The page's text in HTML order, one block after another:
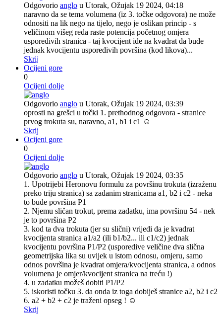
Odgovorio anglo u Utorak, Ožujak 19 2024, 04:18
naravno da se tema volumena (iz 3. točke odgovora) ne može
odnositi na lik nego na tijelo, nego je oslikan princip - s
veličinom višeg reda raste potencija početnog omjera
usporedivih stranica - taj kvocijent ide na kvadrat da bude
jednak kvocijentu usporedivih površina (kod likova)...
Skrij
Ocijeni gore
0
Ocijeni dolje
Odgovorio anglo u Utorak, Ožujak 19 2024, 03:39
oprosti na grešci u točki 1. prethodnog odgovora - stranice
prvog trokuta su, naravno, a1, b1 i c1 ☺
Skrij
Ocijeni gore
0
Ocijeni dolje
Odgovorio anglo u Utorak, Ožujak 19 2024, 03:35
1. Upotrijebi Heronovu formulu za površinu trokuta (izraźenu
preko triju stranica) sa zadanim stranicama a1, b2 i c2 - neka
to bude površina P1
2. Njemu sličan trokut, prema zadatku, ima površinu 54 - nek
je to površina P2
3. kod ta dva trokuta (jer su slični) vrijedi da je kvadrat
kvocijenta stranica a1/a2 (ili b1/b2... ili c1/c2) jednak
kvocijentu površina P1/P2 (usporedive veličine dva slična
geometrijska lika su uvijek u istom odnosu, omjeru, samo
odnos površina je kvadrat omjera/kvocijenta stranica, a odnos
volumena je omjer/kvocijent stranica na treću !)
4. u zadatku možeš dobiti P1/P2
5. iskoristi točku 3. da onda iz toga dobiješ stranice a2, b2 i c2
6. a2 + b2 + c2 je traženi opseg ! ☺
Skrij